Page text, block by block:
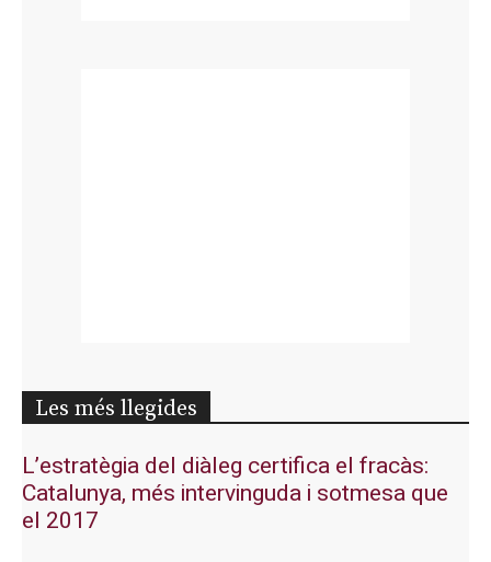
Les més llegides
L’estratègia del diàleg certifica el fracàs:
Catalunya, més intervinguda i sotmesa que
el 2017